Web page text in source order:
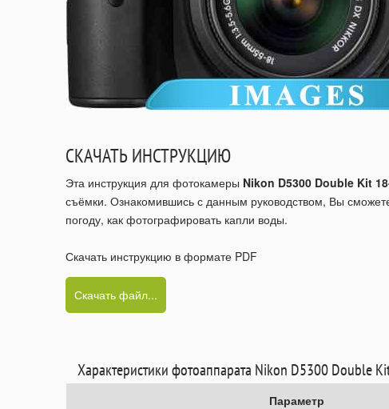
СКАЧАТЬ ИНСТРУКЦИЮ
Эта инструкция для фотокамеры Nikon D5300 Double Kit
съёмки. Ознакомившись с данным руководством, Вы
погоду, как фотографировать капли воды.
Скачать инструкцию в формате PDF
Скачать файл...
Характеристики фотоаппарата Nikon D5300 Double
Параметр